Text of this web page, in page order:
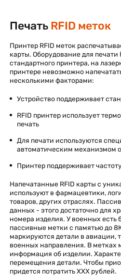
Печать RFID меток
Принтер RFID меток
карты. Оборудование для печати
стандартного принтера, на
принтере невозможно
несколькими факторами:
Устройство поддерживает
RFID принтер использует
печать
Для печати используются
автоматическим механизмом
Принтер поддерживает
Напечатанные RFID карты с
используют в фармацевтики,
товаров, других отраслях.
данных - этого достаточно для
номера изделия. У военных есть
пассивные метки с памятью до
маркируются детали в авиации,
военных направления. В метках
информация об изделии.
перемещения детали. Чтобы
придется потратить ХХХ рублей.